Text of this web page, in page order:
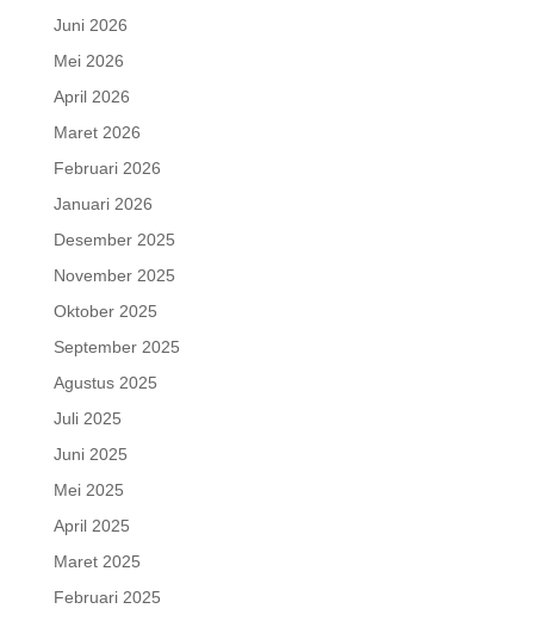
Juni 2026
Mei 2026
April 2026
Maret 2026
Februari 2026
Januari 2026
Desember 2025
November 2025
Oktober 2025
September 2025
Agustus 2025
Juli 2025
Juni 2025
Mei 2025
April 2025
Maret 2025
Februari 2025